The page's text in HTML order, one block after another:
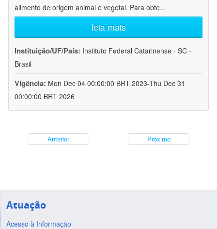
alimento de origem animal e vegetal. Para obte...
leia mais
Instituição/UF/País: Instituto Federal Catarinense - SC -
Brasil
Vigência: Mon Dec 04 00:00:00 BRT 2023-Thu Dec 31
00:00:00 BRT 2026
Anterior Próximo
Atuação
Acesso à Informação